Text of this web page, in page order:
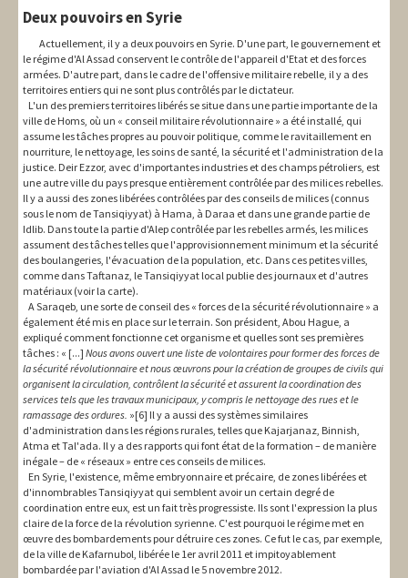
Deux pouvoirs en Syrie
Actuellement, il y a deux pouvoirs en Syrie. D'une part, le gouvernement et
le régime d'Al Assad conservent le contrôle de l'appareil d'Etat et des forces
armées. D'autre part, dans le cadre de l'offensive militaire rebelle, il y a des
territoires entiers qui ne sont plus contrôlés par le dictateur.
L'un des premiers territoires libérés se situe dans une partie importante de la
ville de Homs, où un « conseil militaire révolutionnaire » a été installé, qui
assume les tâches propres au pouvoir politique, comme le ravitaillement en
nourriture, le nettoyage, les soins de santé, la sécurité et l'administration de la
justice. Deir Ezzor, avec d'importantes industries et des champs pétroliers, est
une autre ville du pays presque entièrement contrôlée par des milices rebelles.
Il y a aussi des zones libérées contrôlées par des conseils de milices (connus
sous le nom de Tansiqiyyat) à Hama, à Daraa et dans une grande partie de
Idlib. Dans toute la partie d'Alep contrôlée par les rebelles armés, les milices
assument des tâches telles que l'approvisionnement minimum et la sécurité
des boulangeries, l'évacuation de la population, etc. Dans ces petites villes,
comme dans Taftanaz, le Tansiqiyyat local publie des journaux et d'autres
matériaux (voir la carte).
A Saraqeb, une sorte de conseil des « forces de la sécurité révolutionnaire » a
également été mis en place sur le terrain. Son président, Abou Hague, a
expliqué comment fonctionne cet organisme et quelles sont ses premières
tâches : « [...] Nous avons ouvert une liste de volontaires pour former des forces de
la sécurité révolutionnaire et nous œuvrons pour la création de groupes de civils qui
organisent la circulation, contrôlent la sécurité et assurent la coordination des
services tels que les travaux municipaux, y compris le nettoyage des rues et le
ramassage des ordures. »[6] Il y a aussi des systèmes similaires
d'administration dans les régions rurales, telles que Kajarjanaz, Binnish,
Atma et Tal'ada. Il y a des rapports qui font état de la formation – de manière
inégale – de « réseaux » entre ces conseils de milices.
En Syrie, l'existence, même embryonnaire et précaire, de zones libérées et
d'innombrables Tansiqiyyat qui semblent avoir un certain degré de
coordination entre eux, est un fait très progressiste. Ils sont l'expression la plus
claire de la force de la révolution syrienne. C'est pourquoi le régime met en
œuvre des bombardements pour détruire ces zones. Ce fut le cas, par exemple,
de la ville de Kafarnubol, libérée le 1er avril 2011 et impitoyablement
bombardée par l'aviation d'Al Assad le 5 novembre 2012.